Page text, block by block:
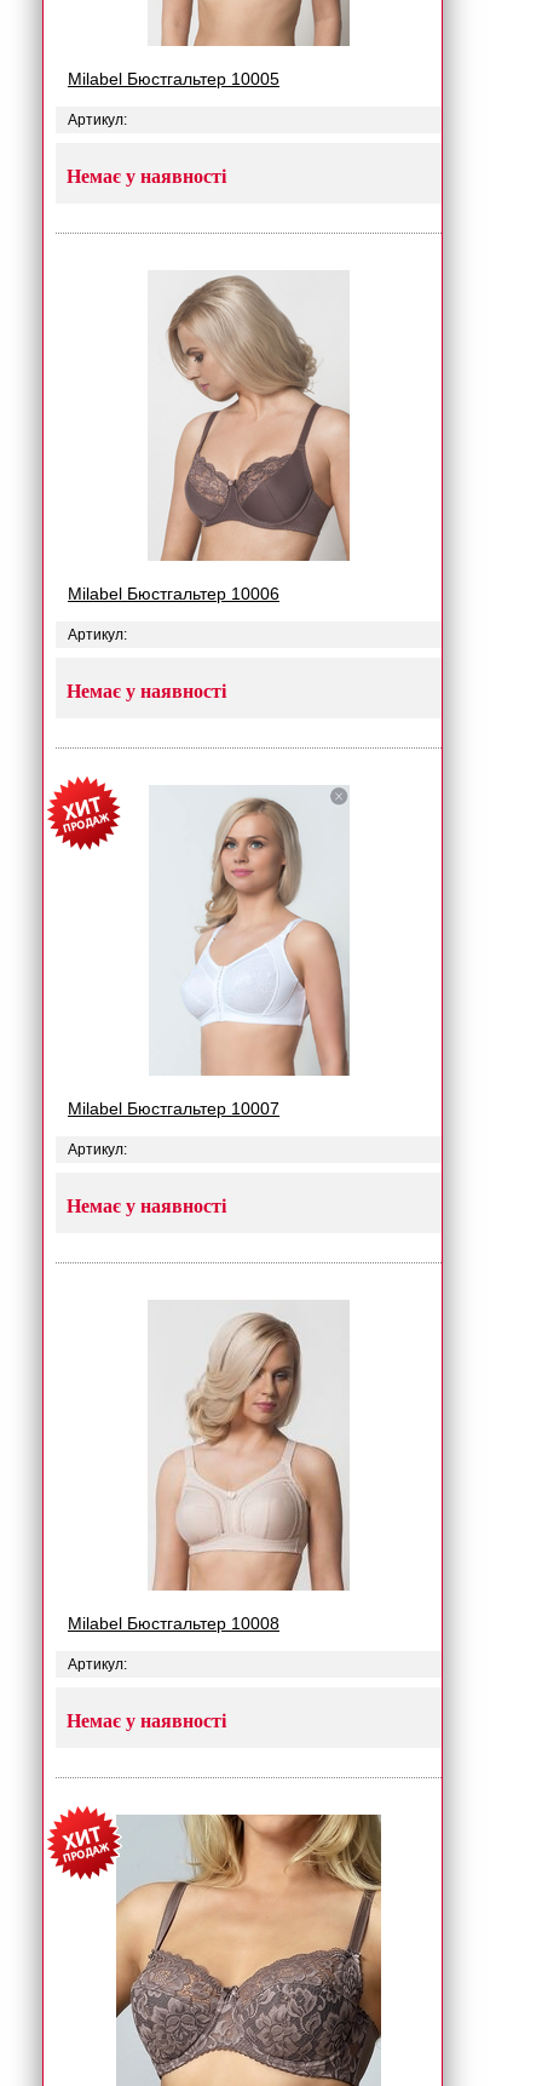
Milabel Бюстгальтер 10005
Артикул:
Немає у наявності
Milabel Бюстгальтер 10006
Артикул:
Немає у наявності
Milabel Бюстгальтер 10007
Артикул:
Немає у наявності
Milabel Бюстгальтер 10008
Артикул:
Немає у наявності